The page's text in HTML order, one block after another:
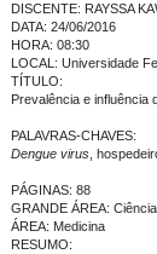
DISCENTE: RAYSSA
DATA: 24/06/2016
HORA: 08:30
LOCAL: Universidade
TÍTULO:
Prevalência e influência
PALAVRAS-CHAVES:
Dengue virus ,
PÁGINAS: 88
GRANDE ÁREA:
ÁREA: Medicina
RESUMO: